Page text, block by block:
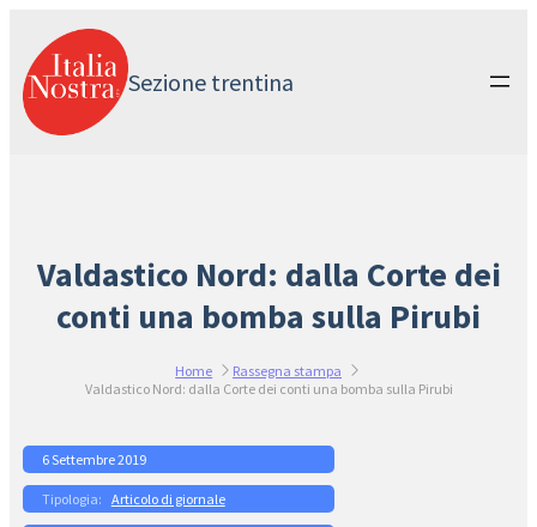
contenuto
Sezione trentina
Valdastico Nord: dalla Corte dei
conti una bomba sulla Pirubi
Home
Rassegna stampa
Valdastico Nord: dalla Corte dei conti una bomba sulla Pirubi
6 Settembre 2019
Articolo di giornale